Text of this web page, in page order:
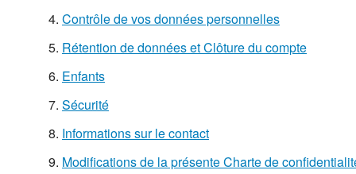
Contrôle de vos données personnelles
Rétention de données et Clôture du compte
Enfants
Sécurité
Informations sur le contact
Modifications de la présente Charte de